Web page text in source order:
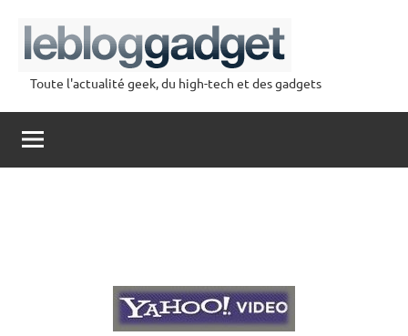
contenu
lebloggadget
Toute l'actualité geek, du high-tech et des gadgets